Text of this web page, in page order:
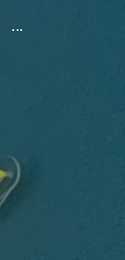
...